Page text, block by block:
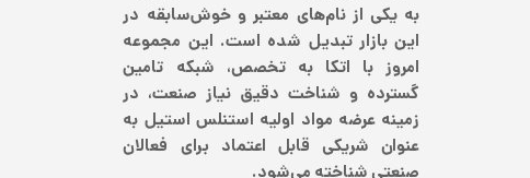
به یکی از نام‌های معتبر و خوش‌سابقه در
این بازار تبدیل شده است. این مجموعه
امروز با اتکا به تخصص، شبکه تامین
گسترده و شناخت دقیق نیاز صنعت، در
زمینه عرضه مواد اولیه استنلس استیل به
عنوان شریکی قابل اعتماد برای فعالان